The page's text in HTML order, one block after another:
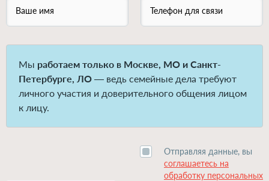
Ваше имя Телефон для связи
Мы работаем только в Москве, МО и Санкт-
Петербурге, ЛО — ведь семейные дела требуют
личного участия и доверительного общения лицом
к лицу.
Отправляя данные, вы
соглашаетесь на
обработку персональных